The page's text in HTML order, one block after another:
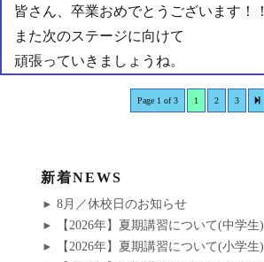
皆さん、卒業おめでとうございます！！
また次のステージに向けて
頑張っていきましょうね。
Page 1 of 3 1 2 3
新着NEWS
8月／休校日のお知らせ
【2026年】夏期講習について(中学生)
【2026年】夏期講習について(小学生)